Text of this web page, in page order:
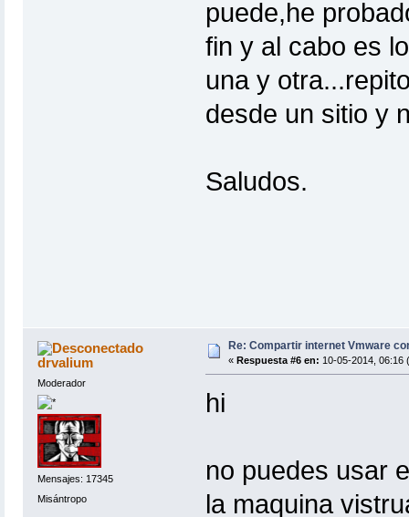
puede,he
fin y al cabo es
una y
desde un sitio y
Saludos.
drvalium
Moderador
Mensajes: 17345
Misántropo
Re: Compartir internet Vmware
« Respuesta #6 en: 10-05-2014, 06:16
hi
no puedes usar
la maquina